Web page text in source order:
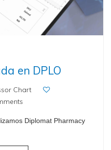
en DPLO
Chart
Diplomat Pharmacy